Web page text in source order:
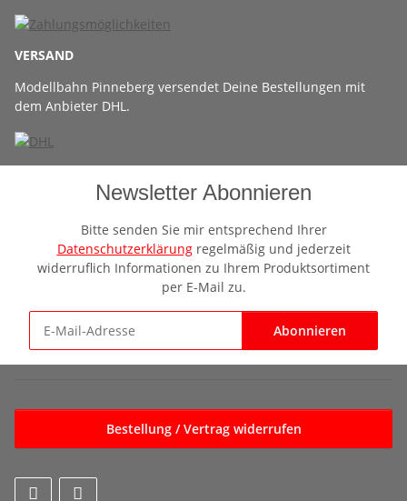
VERSAND
Modellbahn Pinneberg versendet Deine Bestellungen mit
dem Anbieter DHL.
Newsletter Abonnieren
Bitte senden Sie mir entsprechend Ihrer
Datenschutzerklärungregelmäßig und jederzeit
widerruflich Informationen zu Ihrem Produktsortiment
per E-Mail zu.
Abonnieren
Bestellung / Vertrag widerrufen